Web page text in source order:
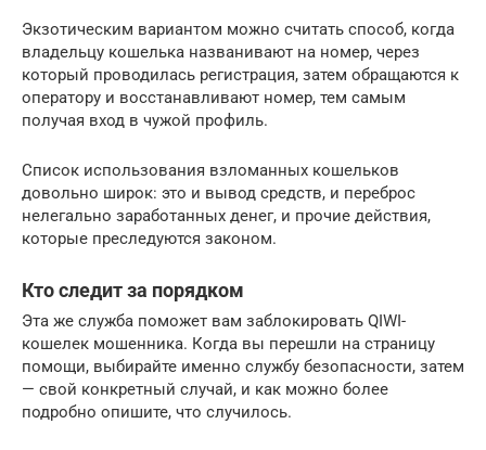
Экзотическим вариантом можно считать способ, когда
владельцу кошелька названивают на номер, через
который проводилась регистрация, затем обращаются к
оператору и восстанавливают номер, тем самым
получая вход в чужой профиль.
Список использования взломанных кошельков
довольно широк: это и вывод средств, и переброс
нелегально заработанных денег, и прочие действия,
которые преследуются законом.
Кто следит за порядком
Эта же служба поможет вам заблокировать QIWI-
кошелек мошенника. Когда вы перешли на страницу
помощи, выбирайте именно службу безопасности, затем
— свой конкретный случай, и как можно более
подробно опишите, что случилось.